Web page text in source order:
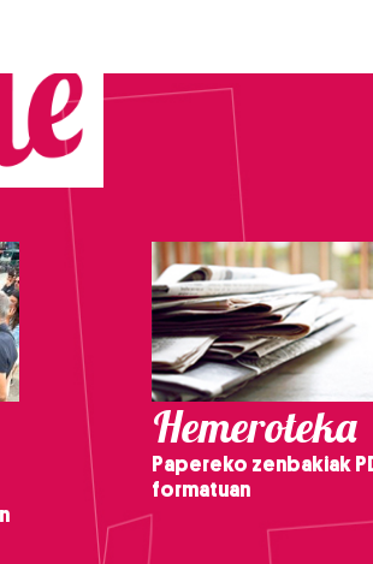
Hemeroteka
Papereko zenbakiak
formatuan